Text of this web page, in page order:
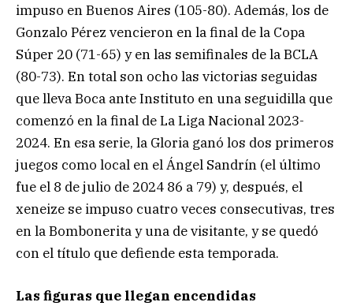
impuso en Buenos Aires (105-80). Además, los de
Gonzalo Pérez vencieron en la final de la Copa
Súper 20 (71-65) y en las semifinales de la BCLA
(80-73). En total son ocho las victorias seguidas
que lleva Boca ante Instituto en una seguidilla que
comenzó en la final de La Liga Nacional 2023-
2024. En esa serie, la Gloria ganó los dos primeros
juegos como local en el Ángel Sandrín (el último
fue el 8 de julio de 2024 86 a 79) y, después, el
xeneize se impuso cuatro veces consecutivas, tres
en la Bombonerita y una de visitante, y se quedó
con el título que defiende esta temporada.
Las figuras que llegan encendidas